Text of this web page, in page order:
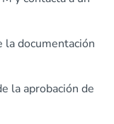
la documentación
la aprobación de